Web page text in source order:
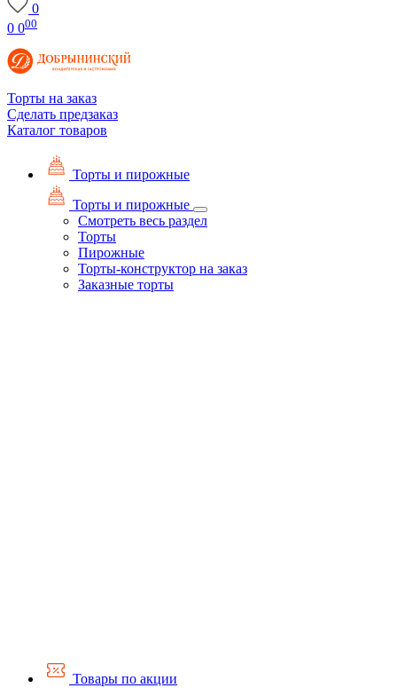
0
0 000
Торты на заказ
Сделать предзаказ
Каталог товаров
Торты и пирожные
Торты и пирожные
Смотреть весь раздел
Торты
Пирожные
Торты-конструктор на заказ
Заказные торты
Товары по акции